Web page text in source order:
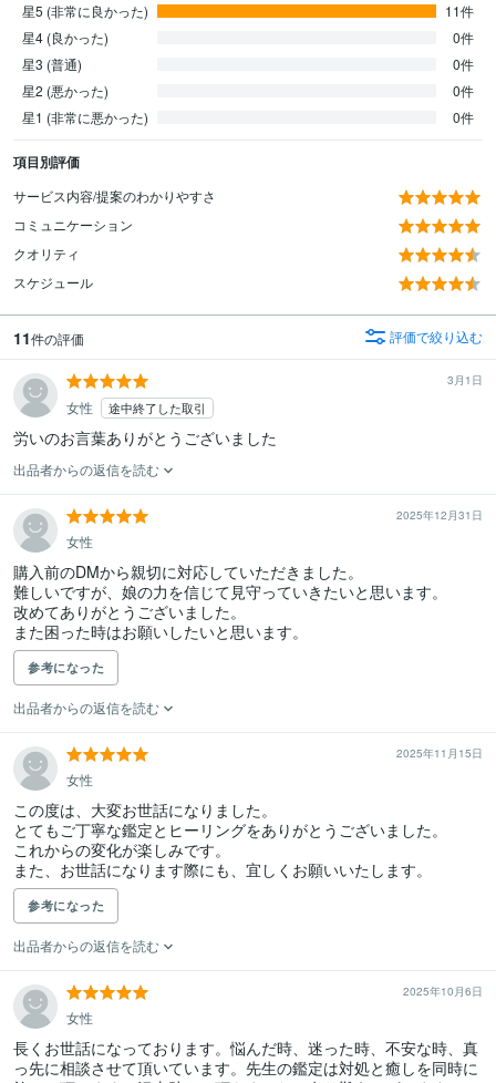
星5 (非常に良かった)
11件
星4 (良かった)
0件
星3 (普通)
0件
星2 (悪かった)
0件
星1 (非常に悪かった)
0件
項目別評価
サービス内容/提案のわかりやすさ
コミュニケーション
クオリティ
スケジュール
11件の評価 評価で絞り込む
3月1日
女性 途中終了した取引
出品者からの返信を読む
2025年12月31日
女性
購入前のDMから親切に対応していただきました。
難しいですが、娘の力を信じて見守っていきたいと思います。
改めてありがとうございました。
また困った時はお願いしたいと思います。
参考になった
出品者からの返信を読む
2025年11月15日
女性
この度は、大変お世話になりました。
とてもご丁寧な鑑定とヒーリングをありがとうございました。
これからの変化が楽しみです。
また、お世話になります際にも、宜しくお願いいたします。
参考になった
出品者からの返信を読む
2025年10月6日
女性
長くお世話になっております。悩んだ時、迷った時、不安な時、真
っ先に相談させて頂いています。先生の鑑定は対処と癒しを同時に